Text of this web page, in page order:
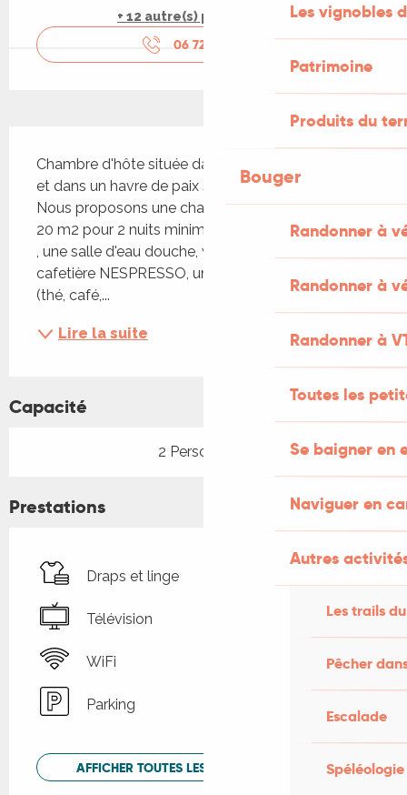
Les vignobles
Patrimoine
Produits du
Bouger
Randonner à
Randonner à
Randonner à
Toutes les
Se baigner en
Naviguer en
Autres
Les trails
Pêcher
Escalade
Spéléologie
+ 12 autre(s) prestation(s)
06 72 01 05
Chambre d'hôte située dans un cadre verdoyant
et dans un havre de paix sur le causse de Cajarc,
Nous proposons une chambre indépendante de
20 m2 pour 2 nuits minimum dans notre propriété
, une salle d'eau douche, w c, grand placard avec
cafetière NESPRESSO, un plateau de courtoisie
(thé, café,...
Lire la suite
Capacité
2 Personne(s)
Prestations
Draps et linge
Télévision
WiFi
Parking
AFFICHER TOUTES LES PRESTATIONS